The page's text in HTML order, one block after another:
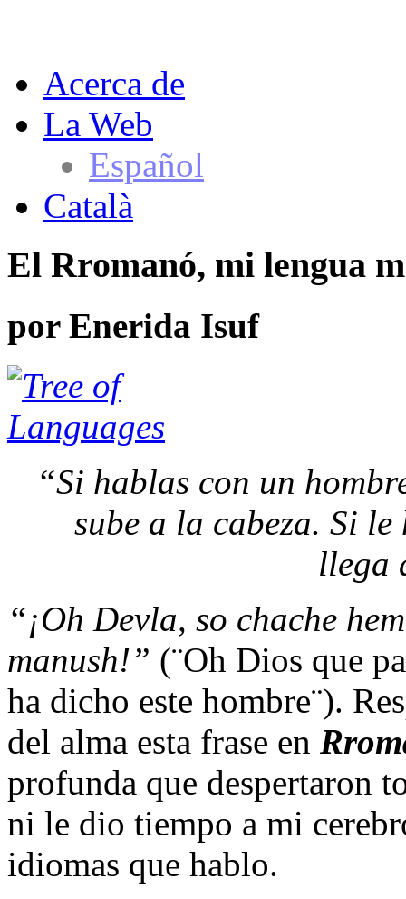
Acerca de
La Web
Español
Català
El Rromanó, mi lengua
por Enerida Isuf
“Si hablas con un
sube a la cabeza. Si
llega
“¡Oh Devla, so chache
manush!” (¨Oh Dios que
ha dicho este hombre¨).
del alma esta frase en
profunda que despertaron
ni le dio tiempo a mi
idiomas que hablo.